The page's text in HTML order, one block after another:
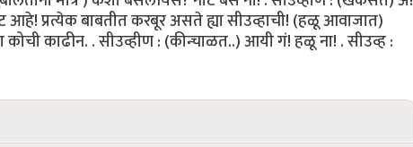
प्रत्येक बाबतीत करबूर असते ह्या सीउव्हाची! (हळू आवाजात)
काढीन. . सीउव्हीण : (कीन्चाळत..) आयी गं! हळू ना! . सीउव्ह :